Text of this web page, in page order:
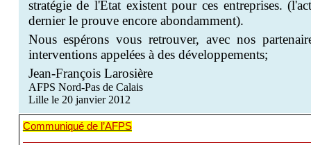
stratégie de l'Etatexistent pour ces entreprises.
dernier le prouve encore abondamment).
Nous espérons vous retrouver, avec nos
interventions appelées à des développements;
Jean-François Larosière
AFPS Nord-Pas de Calais
Lille le 20 janvier 2012
Communiqué de l’AFPS